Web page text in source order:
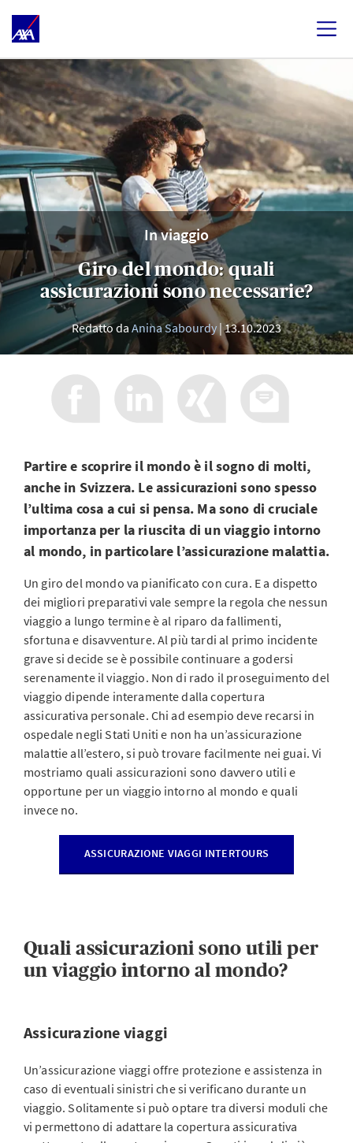
In viaggio
Giro del mondo: quali
assicurazioni sono necessarie?
Redatto da Anina Sabourdy 13.10.2023
Partire e scoprire il mondo è il sogno di molti,
anche in Svizzera. Le assicurazioni sono spesso
l’ultima cosa a cui si pensa. Ma sono di cruciale
importanza per la riuscita di un viaggio intorno
al mondo, in particolare l’assicurazione malattia.
Un giro del mondo va pianificato con cura. E a dispetto
dei migliori preparativi vale sempre la regola che nessun
viaggio a lungo termine è al riparo da fallimenti,
sfortuna e disavventure. Al più tardi al primo incidente
grave si decide se è possibile continuare a godersi
serenamente il viaggio. Non di rado il proseguimento del
viaggio dipende interamente dalla copertura
assicurativa personale. Chi ad esempio deve recarsi in
ospedale negli Stati Uniti e non ha un’assicurazione
malattie all’estero, si può trovare facilmente nei guai. Vi
mostriamo quali assicurazioni sono davvero utili e
opportune per un viaggio intorno al mondo e quali
invece no.
ASSICURAZIONE VIAGGI INTERTOURS
Quali assicurazioni sono utili per
un viaggio intorno al mondo?
Assicurazione viaggi
Un’assicurazione viaggi offre protezione e assistenza in
caso di eventuali sinistri che si verificano durante un
viaggio. Solitamente si può optare tra diversi moduli che
vi permettono di adattare la copertura assicurativa